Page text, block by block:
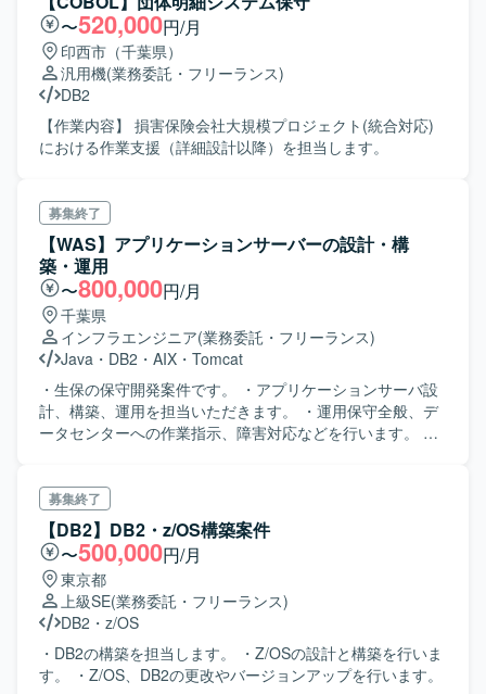
〜520,000円/月
印西市（千葉県）
汎用機(業務委託・フリーランス)
DB2
【作業内容】 損害保険会社大規模プロジェクト(統合対応)
における作業支援（詳細設計以降）を担当します。
募集終了
【WAS】アプリケーションサーバーの設計・構
築・運用
〜800,000円/月
千葉県
インフラエンジニア(業務委託・フリーランス)
Java ・ DB2 ・ AIX ・ Tomcat
・生保の保守開発案件です。 ・アプリケーションサーバ設
計、構築、運用を担当いただきます。 ・運用保守全般、デ
ータセンターへの作業指示、障害対応などを行います。 ・
募集終了
【DB2】DB2・z/OS構築案件
〜500,000円/月
東京都
上級SE(業務委託・フリーランス)
DB2 ・ z/OS
・DB2の構築を担当します。 ・Z/OSの設計と構築を行いま
す。 ・Z/OS、DB2の更改やバージョンアップを行います。